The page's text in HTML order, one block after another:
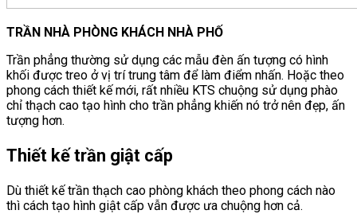
TRẦN NHÀ PHÒNG KHÁCH NHÀ PHỐ
Trần phẳng thường sử dụng các mẫu đèn ấn tượng có hình
khối được treo ở vị trí trung tâm để làm điểm nhấn. Hoặc theo
phong cách thiết kế mới, rất nhiều KTS chuộng sử dụng phào
chỉ thạch cao tạo hình cho trần phẳng khiến nó trở nên đẹp, ấn
tượng hơn.
Thiết kế trần giật cấp
Dù thiết kế trần thạch cao phòng khách theo phong cách nào
thì cách tạo hình giật cấp vẫn được ưa chuộng hơn cả.